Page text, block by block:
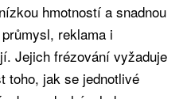
hmotností a snadnou
reklama i
Jejich frézování vyžaduje
toho, jak se jednotlivé